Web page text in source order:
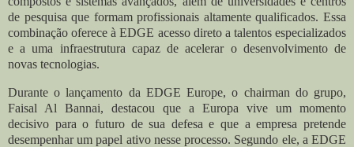
de pesquisa que formam profissionais altamente qualificados. Essa
combinação oferece à EDGE acesso direto a talentos especializados
e a uma infraestrutura capaz de acelerar o desenvolvimento de
novas tecnologias.
Durante o lançamento da EDGE Europe, o chairman do grupo,
Faisal Al Bannai, destacou que a Europa vive um momento
decisivo para o futuro de sua defesa e que a empresa pretende
desempenhar um papel ativo nesse processo. Segundo ele, a EDGE